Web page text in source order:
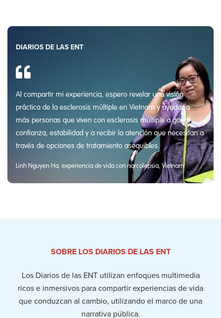
DIARIOS DE LAS ENT
Al compartir mi experiencia, espero revelar una visión
práctica de la esclerosis múltiple en Vietnam y ayudar a
más personas que viven con esclerosis múltiple a ganar
confianza, estabilidad y a recibir la atención que necesitan a
través de opciones de tratamiento asequibles.
Linh Nguyen Ha, experiencia de vida con narcolepsia, Vietnam
SOBRE LOS DIARIOS DE LAS ENT
Los Diarios de las ENT utilizan enfoques multimedia
ricos e inmersivos para compartir experiencias de vida
que conduzcan al cambio, utilizando el marco de una
narrativa pública.